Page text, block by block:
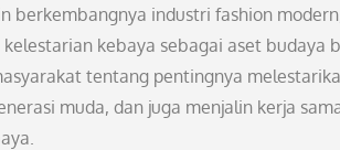
berkembangnya industri fashion
kebaya sebagai aset
tentang pentingnya
muda, dan juga menjalin kerja